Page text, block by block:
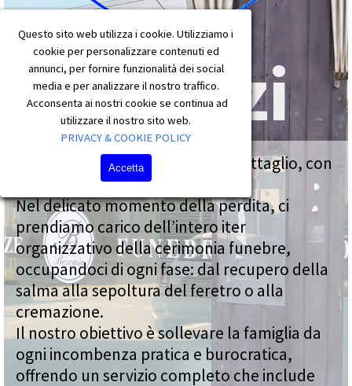
Questo sito web utilizza i cookie. Utilizziamo i
cookie per personalizzare contenuti ed
annunci, per fornire funzionalità dei social
media e per analizzare il nostro traffico.
Acconsenta ai nostri cookie se continua ad
utilizzare il nostro sito web.
PRIVACY & COOKIE POLICY
Accetta
Servizi
Servizi Funebri Completi: Ogni Dettaglio, con
Nel delicato momento della perdita, ci
prendiamo carico dell’intero iter
organizzativo della cerimonia funebre,
occupandoci di ogni fase: dal recupero della
salma alla sepoltura del feretro o alla
cremazione.
Il nostro obiettivo è sollevare la famiglia da
ogni incombenza pratica e burocratica,
offrendo un servizio completo che include